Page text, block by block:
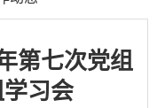
第七次党组
习会